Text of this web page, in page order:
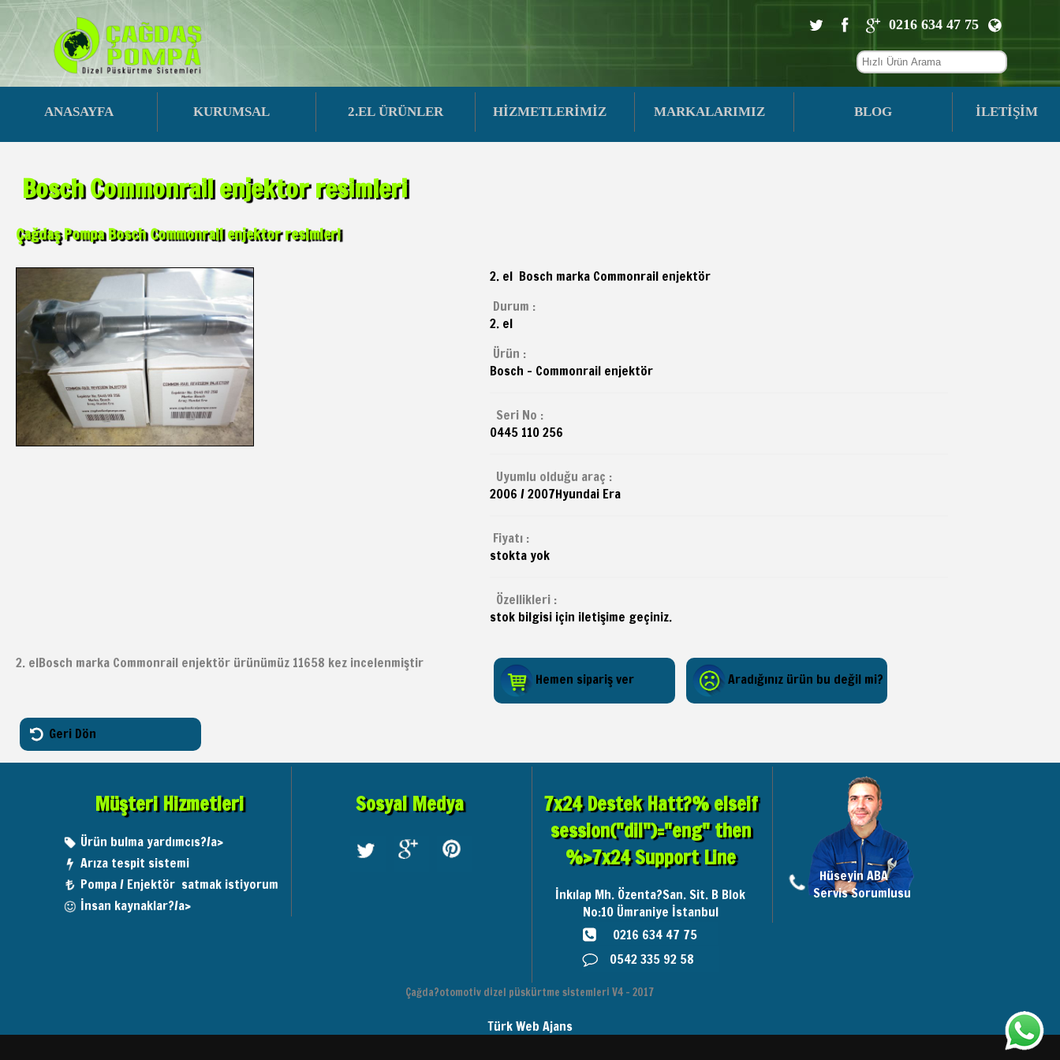
0216 634 47 75
ANASAYFA KURUMSAL 2.EL ÜRÜNLER HİZMETLERİMİZ MARKALARIMIZ BLOG İLETİŞİM
Bosch Commonrail enjektor resimleri
Çağdaş Pompa Bosch Commonrail enjektor resimleri
2. el Bosch marka Commonrail enjektör
Durum :
2. el
Ürün :
Bosch - Commonrail enjektör
Seri No :
0445 110 256
Uyumlu olduğu araç :
2006 / 2007Hyundai Era
Fiyatı :
stokta yok
Özellikleri :
stok bilgisi için iletişime geçiniz.
2. elBosch marka Commonrail enjektör ürünümüz 11658 kez incelenmiştir
Geri Dön
Hemen sipariş ver Aradığınız ürün bu değil mi?
Müşteri Hizmetleri
Ürün bulma yardımcıs?/a>
Arıza tespit sistemi
Pompa / Enjektör satmak istiyorum
İnsan kaynaklar?/a>
Sosyal Medya
7x24 Destek Hatt?% elseif
session("dil")="eng" then
%>7x24 Support Line
İnkılap Mh. Özenta?San. Sit. B Blok
No:10 Ümraniye İstanbul
0216 634 47 75
0542 335 92 58
Hüseyin ABA
Servis Sorumlusu
Çağda?otomotiv dizel püskürtme sistemleri V4 - 2017
Türk Web Ajans